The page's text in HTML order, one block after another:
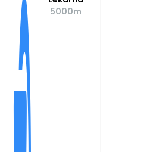
5000m